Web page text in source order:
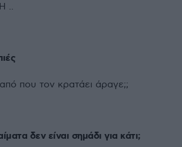
..
από που τον κρατάει άραγε;;
δεν είναι σημάδι για κάτι;